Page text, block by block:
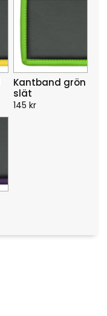
Kantband grön
slät
145 kr